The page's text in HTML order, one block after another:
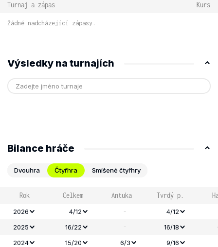
Turnaj a zápas Kurs
Žádné nadcházející zápasy.
Výsledky na turnajích
Bilance hráče
Dvouhra Čtyřhra Smíšené čtyřhry
Rok Celkem Antuka Tvrdý p.
2026 4/12 -
4/12
2025
16/22 - 16/18
2024
15/20 6/3
9/16